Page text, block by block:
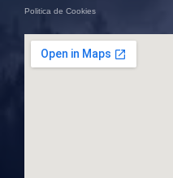
Politica de Cookies